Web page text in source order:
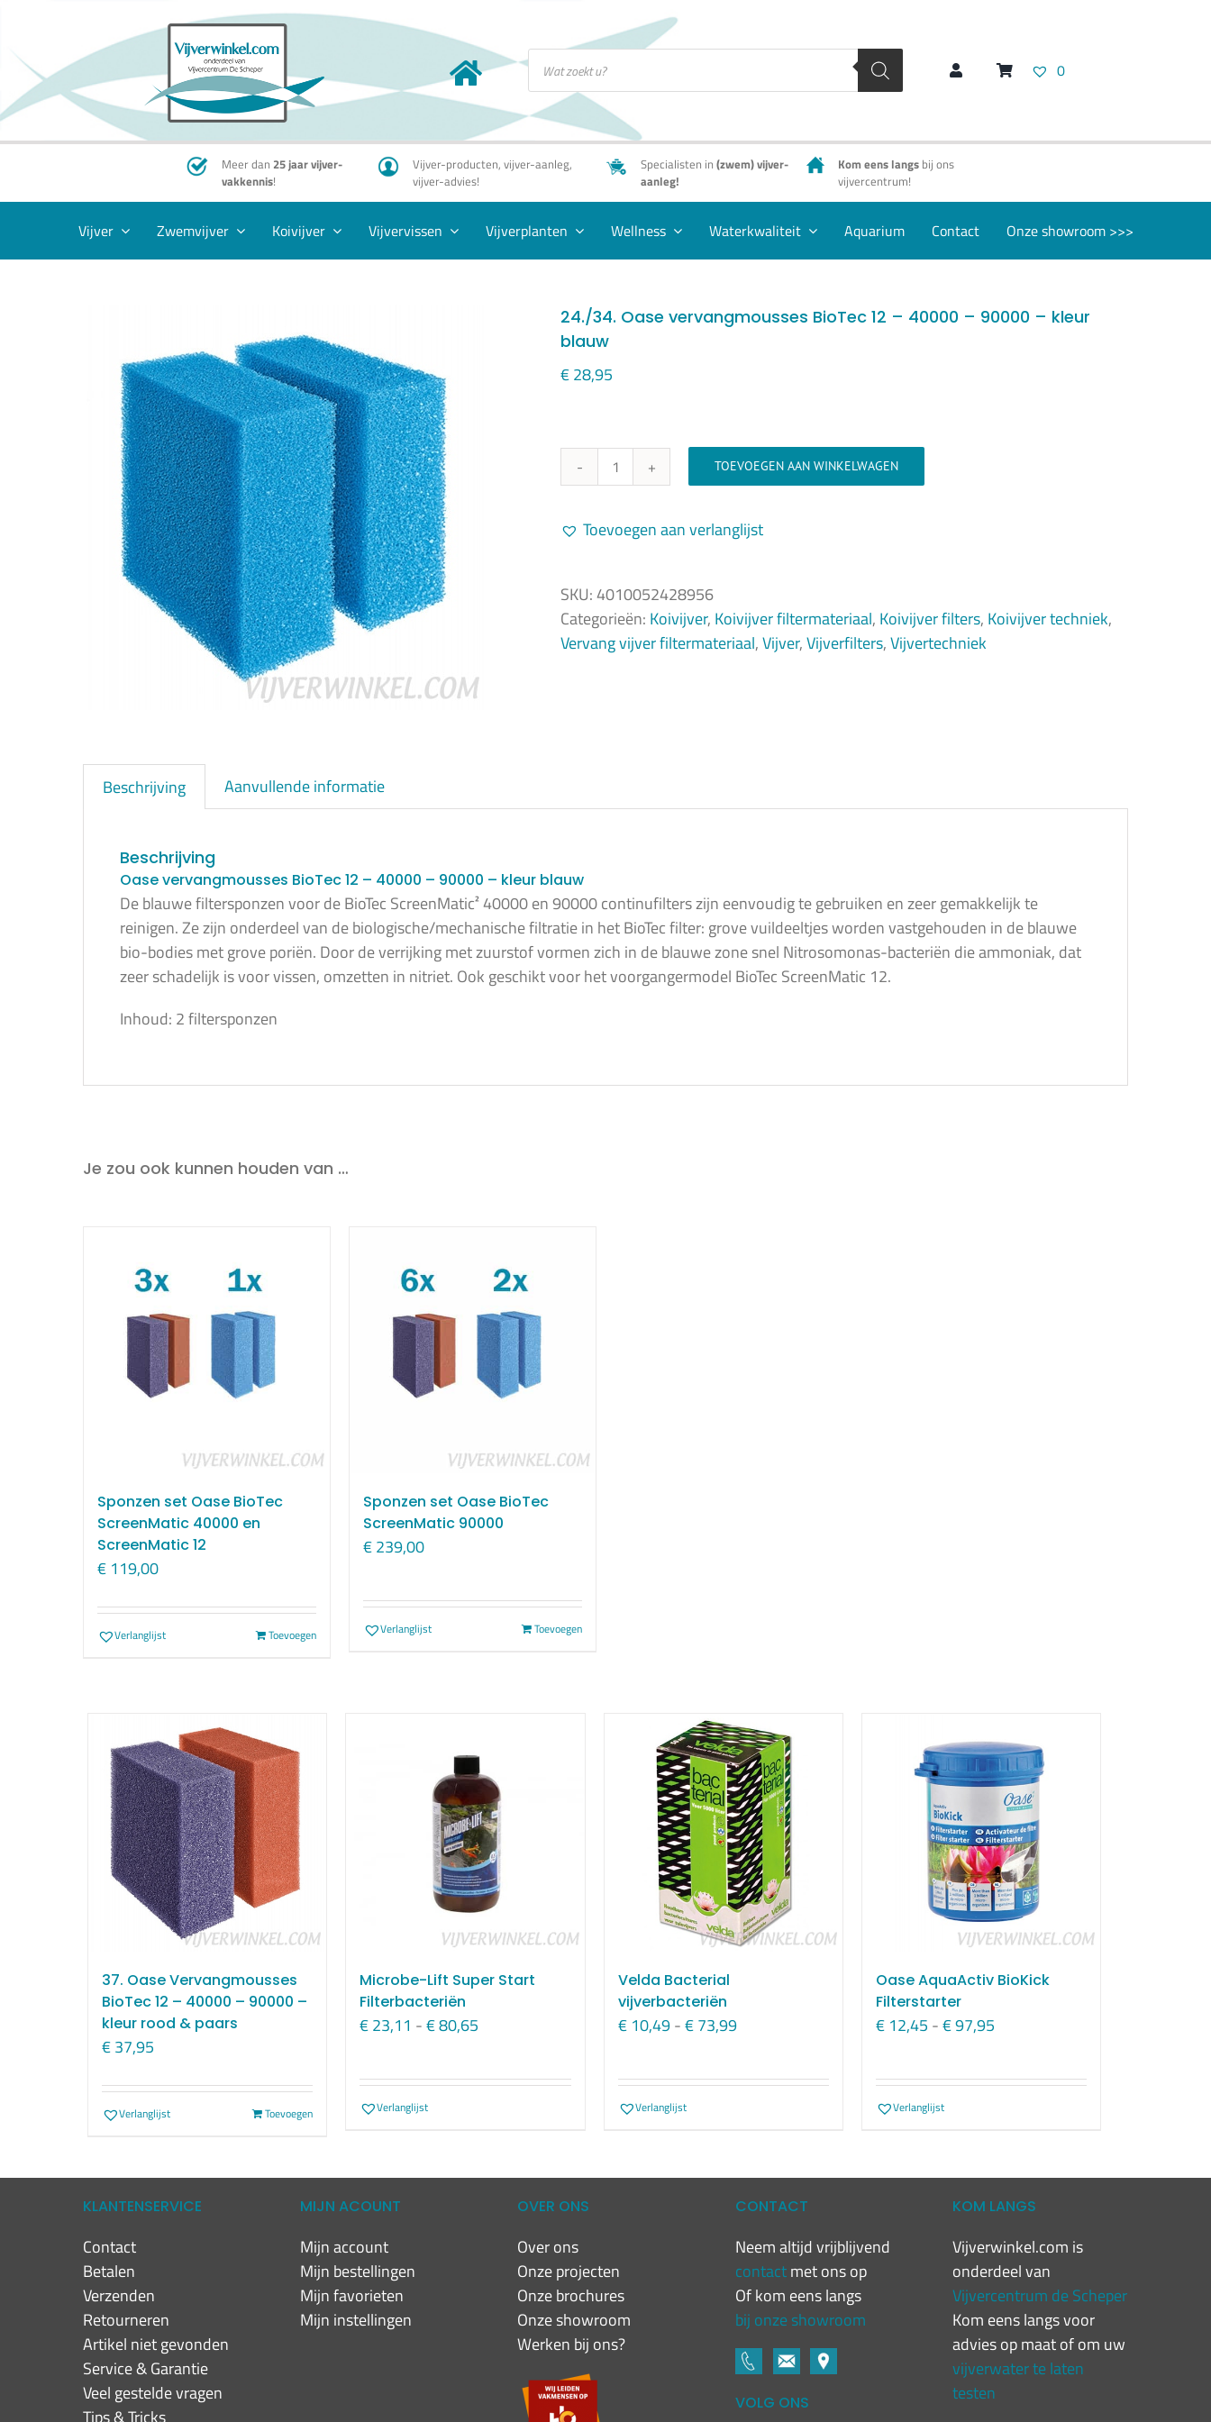
inhoud
Producten
zoeken 0
Meer dan 25 jaar vijver-
vakkennis!
Vijver-producten, vijver-aanleg,
vijver-advies!
Specialisten in (zwem) vijver-
aanleg!
Kom eens langsbij ons
vijvercentrum!
Vijver Zwemvijver Koivijver Vijvervissen Vijverplanten Wellness Waterkwaliteit Aquarium Contact Onze showroom >>>
24./34. Oase vervangmousses BioTec 12 – 40000 – 90000 – kleur
blauw
€28,95
24./34.
vervangmousses
-
40000
-
TOEVOEGEN AAN WINKELWAGEN
Toevoegen aan verlanglijst
SKU:4010052428956
Categorieën: Koivijver, Koivijver filtermateriaal, Koivijver filters, Koivijver techniek,
Vervang vijver filtermateriaal,Vijver,Vijverfilters,Vijvertechniek
Beschrijving Aanvullende informatie
Beschrijving
Oase vervangmousses BioTec 12 – 40000 – 90000 – kleur blauw
De blauwe filtersponzen voor de BioTec ScreenMatic² 40000 en 90000 continufilters zijn eenvoudig te gebruiken en zeer gemakkelijk te
reinigen. Ze zijn onderdeel van de biologische/mechanische filtratie in het BioTec filter: grove vuildeeltjes worden vastgehouden in de blauwe
bio-bodies met grove poriën. Door de verrijking met zuurstof vormen zich in de blauwe zone snel Nitrosomonas-bacteriën die ammoniak, dat
zeer schadelijk is voor vissen, omzetten in nitriet. Ook geschikt voor het voorgangermodel BioTec ScreenMatic 12.
Inhoud: 2 filtersponzen
Je zou ook kunnen houden van …
Sponzen set Oase BioTec
ScreenMatic 40000 en
ScreenMatic 12
€ 119,00
Toevoegen
Verlanglijst
Sponzen set Oase BioTec
ScreenMatic 90000
€239,00
Toevoegen
Verlanglijst
37. Oase Vervangmousses
BioTec 12 – 40000 – 90000 –
kleur rood & paars
€37,95
Toevoegen
Verlanglijst
Microbe-Lift Super Start
Filterbacteriën
€23,11 -€80,65
tot
Verlanglijst
Velda Bacterial
vijverbacteriën
€10,49 -€73,99Prijsklasse:
tot
Verlanglijst
Oase AquaActiv BioKick
Filterstarter
€12,45 -€97,95Prijsklasse:
tot
Verlanglijst
KLANTENSERVICE
Contact
Betalen
Verzenden
Retourneren
Artikel niet gevonden
Service & Garantie
Veel gestelde vragen
Tips & Tricks
MIJN ACOUNT
Mijn account
Mijn bestellingen
Mijn favorieten
Mijn instellingen
OVER ONS
Over ons
Onze projecten
Onze brochures
Onze showroom
Werken bij ons?
CONTACT
Neem altijd vrijblijvend
contactmet ons op
Of kom eens langs
bij onze showroom
VOLG ONS
KOM LANGS
Vijverwinkel.com is
onderdeel van
Vijvercentrum de Scheper
Kom eens langs voor
advies op maat of om uw
vijverwater te laten
testen